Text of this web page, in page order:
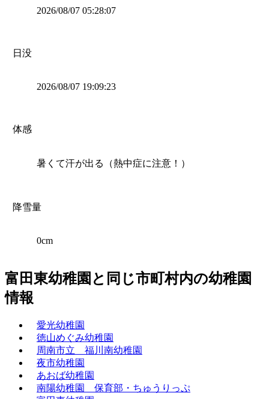
2026/08/07 05:28:07
日没
2026/08/07 19:09:23
体感
暑くて汗が出る（熱中症に注意！）
降雪量
0cm
富田東幼稚園と同じ市町村内の幼稚園
情報
愛光幼稚園
徳山めぐみ幼稚園
周南市立 福川南幼稚園
夜市幼稚園
あおば幼稚園
南陽幼稚園 保育部・ちゅうりっぷ